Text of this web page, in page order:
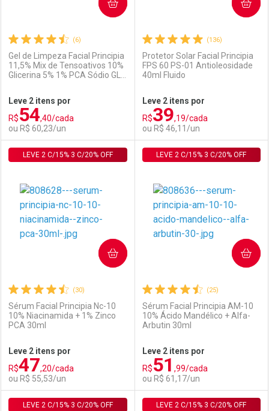
(6)
Gel de Limpeza Facial Principia
11,5% Mix de Tensoativos 10%
Glicerina 5% 1% PCA Sódio GL-
Leve 2 itens por
R$54,40/cada
ou R$ 60,23/un
COMPRAR
FECHAR
Laboratório
Comprar sem Desconto
Por R$ 60,23/cada
FECHAR
Por Menos
Comprar sem Desconto
Por R$ 60,23/cada
(136)
Protetor Solar Facial Principia
FPS 60 PS-01 Antioleosidade
40ml Fluido
Leve 2 itens por
R$39,19/cada
ou R$ 46,11/un
COMPRAR
Laboratório
Comprar sem Desconto
Por R$ 46,11/cada
Por Menos
Comprar sem Desconto
Por R$ 46,11/cada
(30)
Sérum Facial Principia Nc-10
10% Niacinamida + 1% Zinco
PCA 30ml
LEVE 2 C/15% 3 C/20% OFF
Leve 2 itens por
R$47,20/cada
ou R$ 55,53/un
COMPRAR
FECHAR
FECHAR
(25)
Sérum Facial Principia AM-10
10% Ácido Mandélico + Alfa-
Arbutin 30ml
LEVE 2 C/15% 3 C/20% OFF
Leve 2 itens por
R$51 ,99/cada
ou R$ 61,17/un
COMPRAR
LEVE 2 C/15% 3 C/20% OFF LEVE 2 C/15% 3 C/20% OFF